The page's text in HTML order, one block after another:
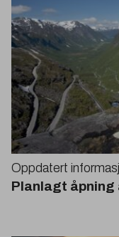
Oppdatert
Planlagt åpning